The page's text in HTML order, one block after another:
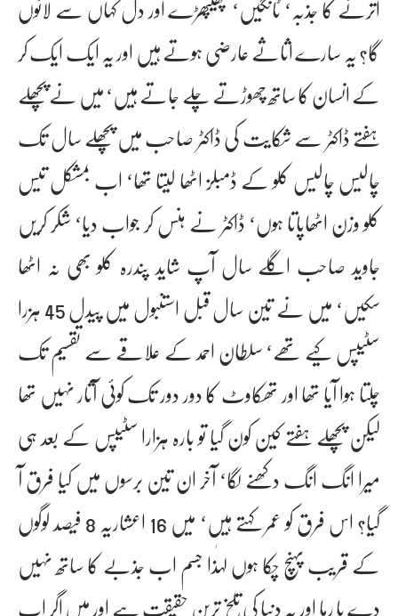
گا؟ یہ سارے اثاثے عارضی ہوتے ہیں اور یہ ایک ایک کر
کے انسان کا ساتھ چھوڑتے چلے جاتے ہیں‘ میں نے پچھلے
ہفتے ڈاکٹر سے شکایت کی ڈاکٹر صاحب میں پچھلے سال تک
چالیس چالیس کلو کے ڈمبلز اٹھا لیتا تھا‘ اب بمشکل تیس
کلو وزن اٹھاپاتا ہوں‘ ڈاکٹر نے ہنس کر جواب دیا‘ شکر کریں
جاوید صاحب اگلے سال آپ شاید پندرہ کلو بھی نہ اٹھا
سکیں‘ میں نے تین سال قبل استنبول میں پیدل 45 ہزرا
سٹیپس کیے تھے‘ سلطان احمد کے علاقے سے تقسیم تک
چلتا ہوا آیا تھا اور تھکاوٹ کا دور دور تک کوئی آثار نہیں تھا
لیکن پچھلے ہفتے کین کون گیا تو بارہ ہزارا سٹیپس کے بعد ہی
میرا انگ انگ دکھنے لگا‘ آخر ان تین برسوں میں کیا فرق آ
گیا؟ اس فرق کو عمر کہتے ہیں‘ میں 16 اعشاریہ 8 فیصد لوگوں
کے قریب پہنچ چکا ہوں لہٰذا جسم اب جذبے کا ساتھ نہیں